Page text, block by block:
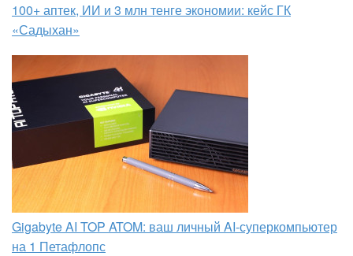
100+ аптек, ИИ и 3 млн тенге экономии: кейс ГК
«Садыхан»
Gigabyte AI TOP ATOM: ваш личный AI-суперкомпьютер
на 1 Петафлопс